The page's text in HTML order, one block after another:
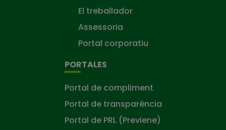
El treballador
Assessoria
Portal corporatiu
PORTALES
Portal de compliment
Portal de transparència
Portal de PRL (Previene)